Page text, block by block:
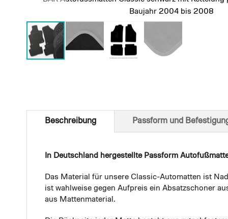
Baujahr 2004 bis 2008
of
Beschreibung
In Deutschland hergestellte Passform
Das Material für unsere Classic-Automatten ist
ist wahlweise gegen Aufpreis ein Absatzschoner
aus Mattenmaterial.
Passform und